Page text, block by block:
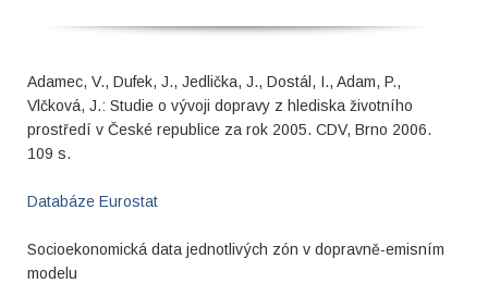
Adamec, V., Dufek, J., Jedlička, J., Dostál, I., Adam, P.,
Vlčková, J.: Studie o vývoji dopravy z hlediska životního
prostředí v České republice za rok 2005. CDV, Brno 2006.
109 s.
Databáze Eurostat
Socioekonomická data jednotlivých zón v dopravně-emisním
modelu